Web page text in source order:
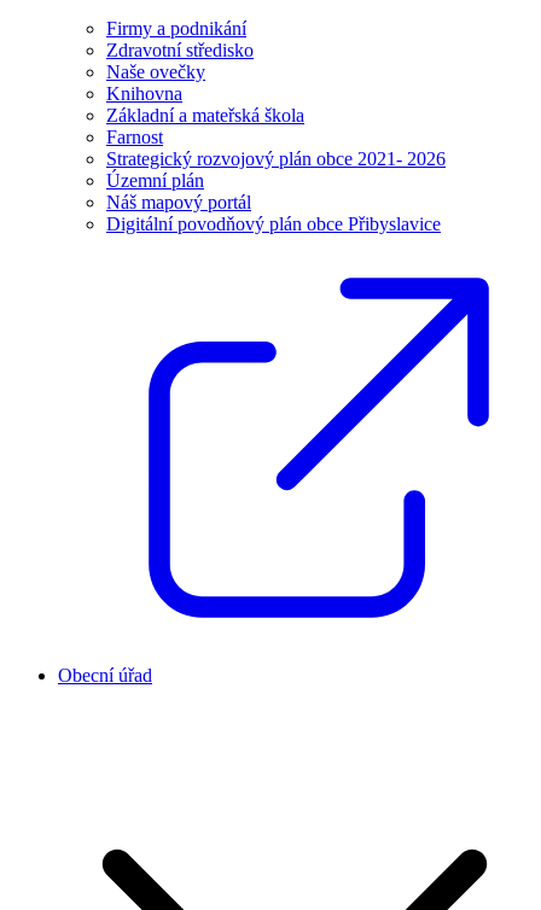
Firmy a podnikání
Zdravotní středisko
Naše ovečky
Knihovna
Základní a mateřská škola
Farnost
Strategický rozvojový plán obce 2021- 2026
Územní plán
Náš mapový portál
Digitální povodňový plán obce Přibyslavice
Obecní úřad